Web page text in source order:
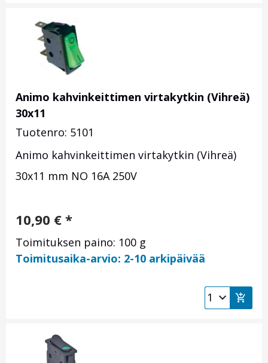
Animo kahvinkeittimen virtakytkin (Vihreä)
30x11
Tuotenro: 5101
Animo kahvinkeittimen virtakytkin (Vihreä)
30x11 mm NO 16A 250V
10,90 € *
Toimituksen paino: 100 g
Toimitusaika-arvio: 2-10 arkipäivää